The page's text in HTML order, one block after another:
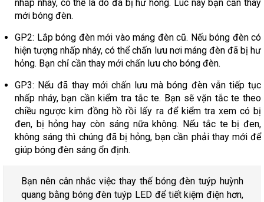
nhấp nháy, có thể là do đã bị hư hỏng. Lúc này bạn cần thay
mới bóng đèn.
GP2: Lắp bóng đèn mới vào máng đèn cũ. Nếu bóng đèn có
hiện tượng nhấp nháy, có thể chấn lưu nơi máng đèn đã bị hư
hỏng. Bạn chỉ cần thay mới chấn lưu cho bóng đèn.
GP3: Nếu đã thay mới chấn lưu mà bóng đèn vẫn tiếp tục
nhấp nháy, bạn cần kiểm tra tắc te. Bạn sẽ vặn tắc te theo
chiều ngược kim đồng hồ rồi lấy ra để kiểm tra xem có bị
đen, bị hỏng hay còn sáng nữa không. Nếu tắc te bị đen,
không sáng thì chúng đã bị hỏng, bạn cần phải thay mới để
giúp bóng đèn sáng ổn định.
Bạn nên cân nhắc việc thay thế bóng đèn tuýp huỳnh
quang bằng bóng đèn tuýp LED để tiết kiệm điện hơn,